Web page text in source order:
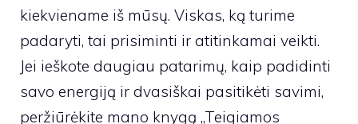
kiekviename iš mūsų. Viskas, ką turime
padaryti, tai prisiminti ir atitinkamai veikti.
Jei ieškote daugiau patarimų, kaip padidinti
savo energiją ir dvasiškai pasitikėti savimi,
peržiūrėkite mano knygą „Teigiamos